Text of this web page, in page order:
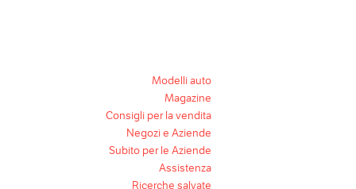
Modelli auto
Magazine
Consigli per la vendita
Negozi e Aziende
Subito per le Aziende
Assistenza
Ricerche salvate